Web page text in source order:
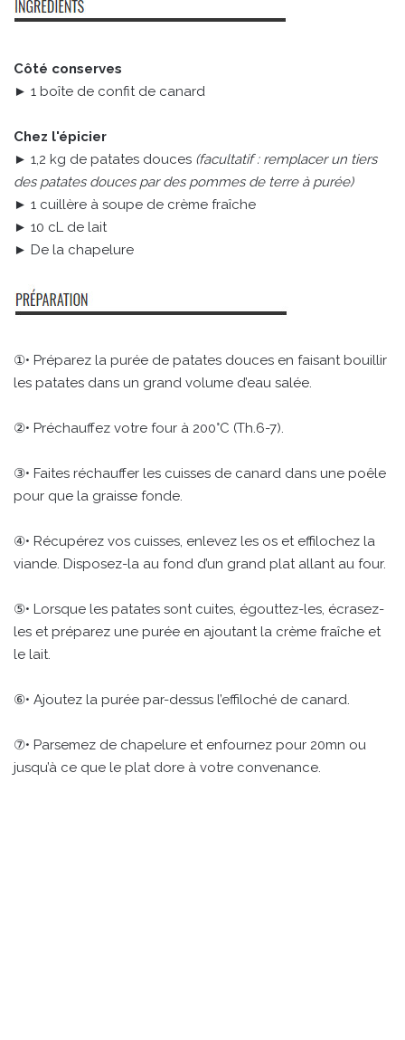
Côté conserves
► 1 boîte de confit de canard
Chez l'épicier
► 1,2 kg de patates douces (facultatif : remplacer un tiers
des patates douces par des pommes de terre à purée)
► 1 cuillère à soupe de crème fraîche
► 10 cL de lait
► De la chapelure
①• Préparez la purée de patates douces en faisant bouillir
les patates dans un grand volume d’eau salée.
②• Préchauffez votre four à 200°C (Th.6-7).
③• Faites réchauffer les cuisses de canard dans une poêle
pour que la graisse fonde.
④• Récupérez vos cuisses, enlevez les os et effilochez la
viande. Disposez-la au fond d’un grand plat allant au four.
⑤• Lorsque les patates sont cuites, égouttez-les, écrasez-
les et préparez une purée en ajoutant la crème fraîche et
le lait.
⑥• Ajoutez la purée par-dessus l’effiloché de canard.
⑦• Parsemez de chapelure et enfournez pour 20mn ou
jusqu’à ce que le plat dore à votre convenance.